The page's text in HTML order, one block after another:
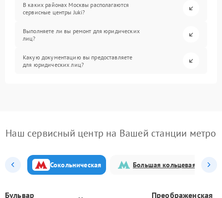
В каких районах Москвы располагаются
сервисные центры Juki?
Выполняете ли вы ремонт для юридических
лиц?
Какую документацию вы предоставляете
для юридических лиц?
Наш сервисный центр на Вашей станции метро
Сокольническая Большая кольцевая
Бульвар Преображенская